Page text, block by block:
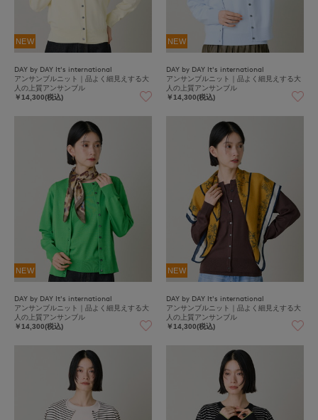
NEW
DAY by DAY It's international
アンサンブルニット｜品よく細見えする大
人の上質アンサンブル
￥14,300(税込)
NEW
DAY by DAY It's international
アンサンブルニット｜品よく細見えする大
人の上質アンサンブル
￥14,300(税込)
NEW
DAY by DAY It's international
アンサンブルニット｜品よく細見えする大
人の上質アンサンブル
￥14,300(税込)
NEW
DAY by DAY It's international
アンサンブルニット｜品よく細見えする大
人の上質アンサンブル
￥14,300(税込)